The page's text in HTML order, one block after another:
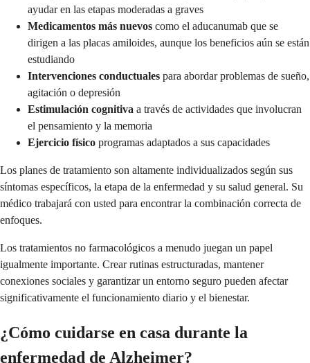
ayudar en las etapas moderadas a graves
Medicamentos más nuevos como el aducanumab que se
dirigen a las placas amiloides, aunque los beneficios aún se están
estudiando
Intervenciones conductuales para abordar problemas de sueño,
agitación o depresión
Estimulación cognitiva a través de actividades que involucran
el pensamiento y la memoria
Ejercicio físico programas adaptados a sus capacidades
Los planes de tratamiento son altamente individualizados según sus
síntomas específicos, la etapa de la enfermedad y su salud general. Su
médico trabajará con usted para encontrar la combinación correcta de
enfoques.
Los tratamientos no farmacológicos a menudo juegan un papel
igualmente importante. Crear rutinas estructuradas, mantener
conexiones sociales y garantizar un entorno seguro pueden afectar
significativamente el funcionamiento diario y el bienestar.
¿Cómo cuidarse en casa durante la
enfermedad de Alzheimer?